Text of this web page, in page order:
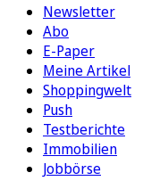
Newsletter
Abo
E-Paper
Meine Artikel
Shoppingwelt
Push
Testberichte
Immobilien
Jobbörse